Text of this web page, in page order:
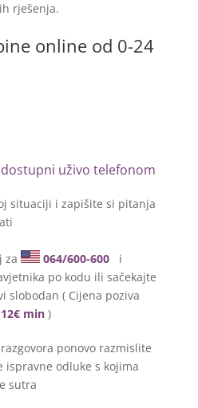
rješenja.
online od 0-24
uživo telefonom
situaciji i zapišite si pitanja
za 064/600-600
i
po kodu ili sačekajte
slobodan ( Cijena poziva
min )
ponovo razmislite
ispravne odluke s kojima
sutra